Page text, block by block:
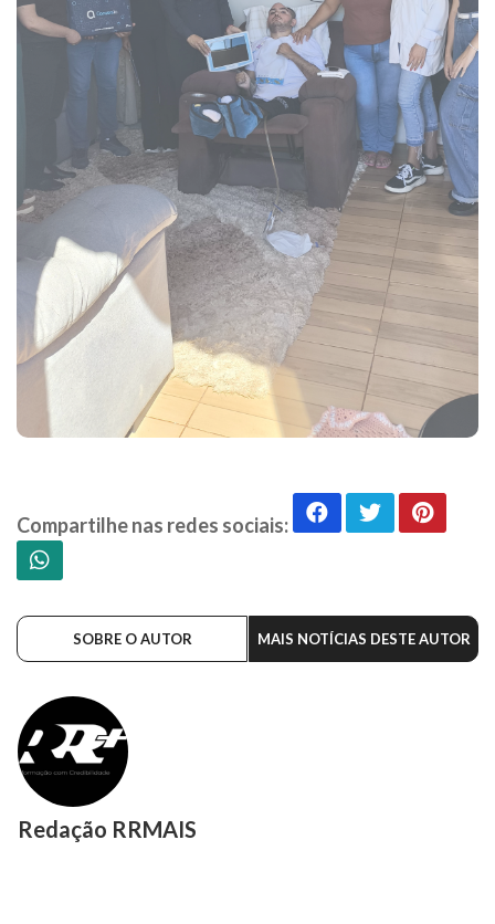
Compartilhe nas redes sociais:
SOBRE O AUTOR MAIS NOTÍCIAS DESTE AUTOR
Redação RRMAIS